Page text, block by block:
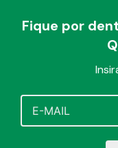
Fique por